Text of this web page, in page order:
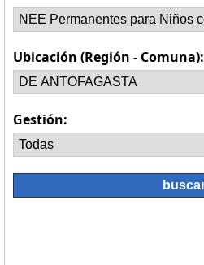
Ubicación (Región - Comuna):
Gestión: